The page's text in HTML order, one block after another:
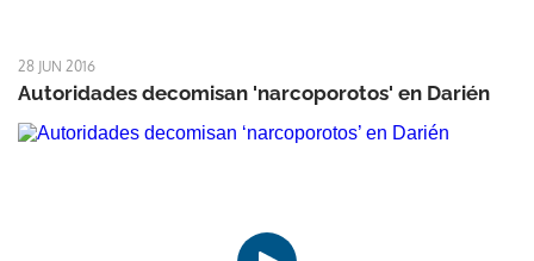
28 JUN 2016
Autoridades decomisan 'narcoporotos' en Darién